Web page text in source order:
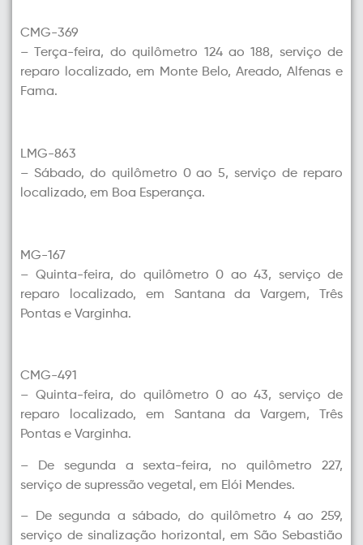
CMG-369
– Terça-feira, do quilômetro 124 ao 188, serviço de
reparo localizado, em Monte Belo, Areado, Alfenas e
Fama.
LMG-863
– Sábado, do quilômetro 0 ao 5, serviço de reparo
localizado, em Boa Esperança.
MG-167
– Quinta-feira, do quilômetro 0 ao 43, serviço de
reparo localizado, em Santana da Vargem, Três
Pontas e Varginha.
CMG-491
– Quinta-feira, do quilômetro 0 ao 43, serviço de
reparo localizado, em Santana da Vargem, Três
Pontas e Varginha.
– De segunda a sexta-feira, no quilômetro 227,
serviço de supressão vegetal, em Elói Mendes.
– De segunda a sábado, do quilômetro 4 ao 259,
serviço de sinalização horizontal, em São Sebastião